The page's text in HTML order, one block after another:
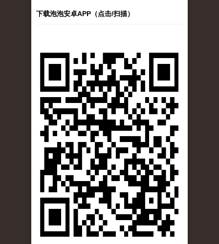
下载泡泡安卓APP（点击/扫描）